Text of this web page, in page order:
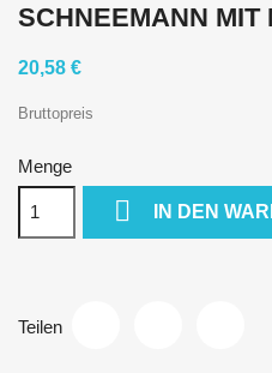
SCHNEEMANN MIT
20,58 €
Bruttopreis
Menge
 IN DEN
Teilen